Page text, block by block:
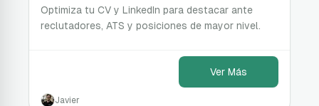
Optimiza tu CV y LinkedIn para destacar ante
reclutadores, ATS y posiciones de mayor nivel.
Ver Más
Javier